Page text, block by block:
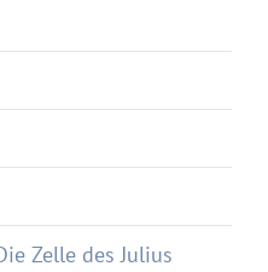
Zelle des Julius